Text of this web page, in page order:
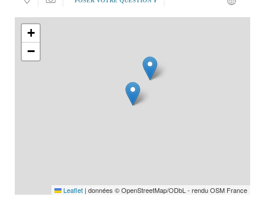
+
−
Leaflet | données © OpenStreetMap/ODbL - rendu OSM France